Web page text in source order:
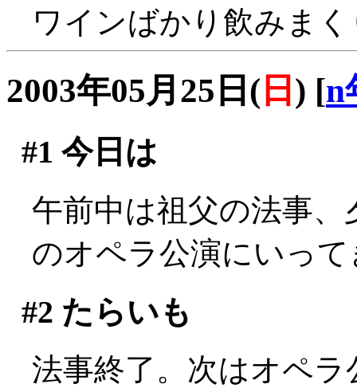
ワインばかり飲みま
2003年05月25日( 日 ) [n
#1 今日は
午前中は祖父の法事
のオペラ公演にいっ
#2 たらいも
法事終了。次はオペラ